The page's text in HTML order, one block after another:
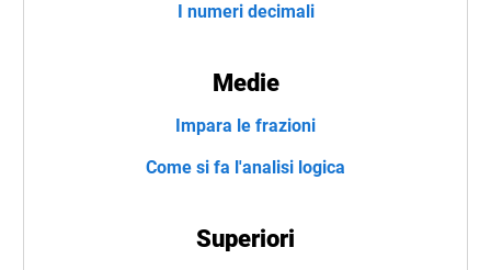
I numeri decimali
Medie
Impara le frazioni
Come si fa l'analisi logica
Superiori